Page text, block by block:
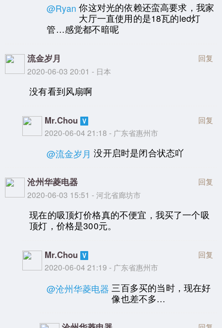
@Ryan 你这对光的依赖还蛮高要求，我家
大厅一直使用的是18瓦的led灯
管…感觉都不暗呢
流金岁月
2020-06-03 20:01 - 日本
回复
没有看到风扇啊
Mr.Chou
2020-06-04 21:18 - 广东省惠州市
回复
@流金岁月 没开启时是闭合状态吖
沧州华菱电器
2020-06-03 15:51 - 河北省廊坊市
回复
现在的吸顶灯价格真的不便宜，我买了一个吸
顶灯，价格是300元。
Mr.Chou
2020-06-04 21:19 - 广东省惠州市
回复
@沧州华菱电器 三百多买的当时，现在好
像也差不多…